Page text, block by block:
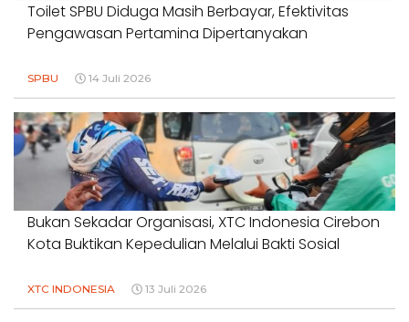
Toilet SPBU Diduga Masih Berbayar, Efektivitas
Pengawasan Pertamina Dipertanyakan
SPBU 14 Juli 2026
Bukan Sekadar Organisasi, XTC Indonesia Cirebon
Kota Buktikan Kepedulian Melalui Bakti Sosial
XTC INDONESIA 13 Juli 2026